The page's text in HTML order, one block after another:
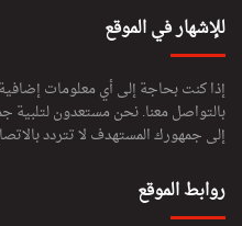
للإشهار في الموقع
إذا كنت بحاجة إلى أي معلومات
بالتواصل معنا. نحن مستعدون لتلبية
إلى جمهورك المستهدف لا تتردد
روابط الموقع